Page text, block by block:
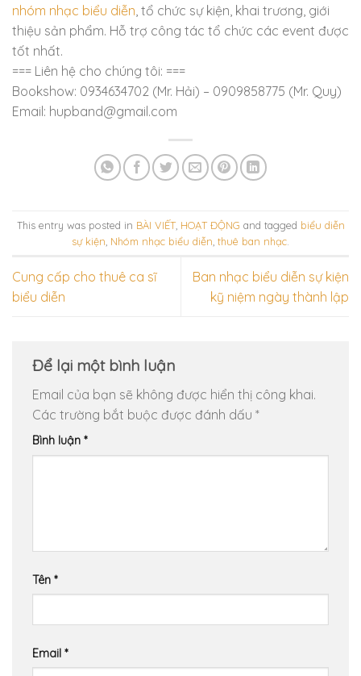
nhóm nhạc biểu diễn, tổ chức sự kiện, khai trương, giới
thiệu sản phẩm. Hỗ trợ công tác tổ chức các event được
tốt nhất.
=== Liên hệ cho chúng tôi: ===
Bookshow: 0934634702 (Mr. Hải) – 0909858775 (Mr. Quy)
Email: hupband@gmail.com
This entry was posted in BÀI VIẾT, HOẠT ĐỘNG and tagged biểu diễn
sự kiện Nhóm nhạc biểu diễn thuê ban nhạc
Cung cấp cho thuê ca sĩ
biểu diễn
Ban nhạc biểu diễn sự kiện
kỹ niệm ngày thành lập
Để lại một bình luận
Email của bạn sẽ không được hiển thị công khai.
Các trường bắt buộc được đánh dấu *
Bình luận *
Tên *
Email *